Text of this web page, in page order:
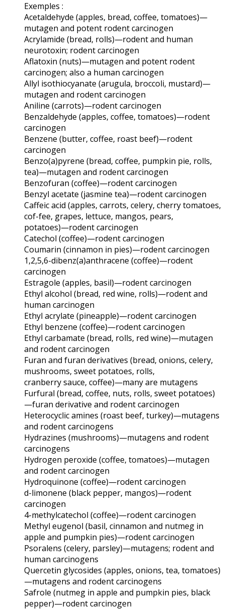
Exemples :
Acetaldehyde (apples, bread, coffee, tomatoes)—
mutagen and potent rodent carcinogen
Acrylamide (bread, rolls)—rodent and human
neurotoxin; rodent carcinogen
Aflatoxin (nuts)—mutagen and potent rodent
carcinogen; also a human carcinogen
Allyl isothiocyanate (arugula, broccoli, mustard)—
mutagen and rodent carcinogen
Aniline (carrots)—rodent carcinogen
Benzaldehyde (apples, coffee, tomatoes)—rodent
carcinogen
Benzene (butter, coffee, roast beef)—rodent
carcinogen
Benzo(a)pyrene (bread, coffee, pumpkin pie, rolls,
tea)—mutagen and rodent carcinogen
Benzofuran (coffee)—rodent carcinogen
Benzyl acetate (jasmine tea)—rodent carcinogen
Caffeic acid (apples, carrots, celery, cherry tomatoes,
cof-fee, grapes, lettuce, mangos, pears,
potatoes)—rodent carcinogen
Catechol (coffee)—rodent carcinogen
Coumarin (cinnamon in pies)—rodent carcinogen
1,2,5,6-dibenz(a)anthracene (coffee)—rodent
carcinogen
Estragole (apples, basil)—rodent carcinogen
Ethyl alcohol (bread, red wine, rolls)—rodent and
human carcinogen
Ethyl acrylate (pineapple)—rodent carcinogen
Ethyl benzene (coffee)—rodent carcinogen
Ethyl carbamate (bread, rolls, red wine)—mutagen
and rodent carcinogen
Furan and furan derivatives (bread, onions, celery,
mushrooms, sweet potatoes, rolls,
cranberry sauce, coffee)—many are mutagens
Furfural (bread, coffee, nuts, rolls, sweet potatoes)
—furan derivative and rodent carcinogen
Heterocyclic amines (roast beef, turkey)—mutagens
and rodent carcinogens
Hydrazines (mushrooms)—mutagens and rodent
carcinogens
Hydrogen peroxide (coffee, tomatoes)—mutagen
and rodent carcinogen
Hydroquinone (coffee)—rodent carcinogen
d-limonene (black pepper, mangos)—rodent
carcinogen
4-methylcatechol (coffee)—rodent carcinogen
Methyl eugenol (basil, cinnamon and nutmeg in
apple and pumpkin pies)—rodent carcinogen
Psoralens (celery, parsley)—mutagens; rodent and
human carcinogens
Quercetin glycosides (apples, onions, tea, tomatoes)
—mutagens and rodent carcinogens
Safrole (nutmeg in apple and pumpkin pies, black
pepper)—rodent carcinogen